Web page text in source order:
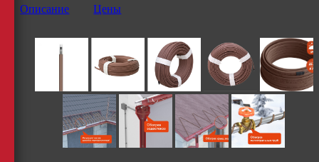
Описание Цены